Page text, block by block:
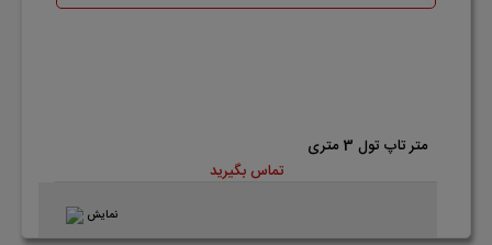
متر تاپ تول 3 متری
تماس بگیرید
نمایش